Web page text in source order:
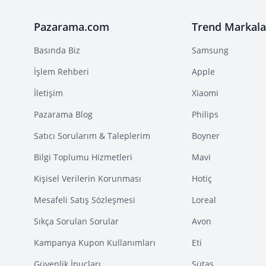
Pazarama.com
Basında Biz
İşlem Rehberi
İletişim
Pazarama Blog
Satıcı Sorularım & Taleplerim
Bilgi Toplumu Hizmetleri
Kişisel Verilerin Korunması
Mesafeli Satış Sözleşmesi
Sıkça Sorulan Sorular
Kampanya Kupon Kullanımları
Trend
Samsung
Apple
Xiaomi
Philips
Boyner
Mavi
Hotiç
Loreal
Avon
Eti